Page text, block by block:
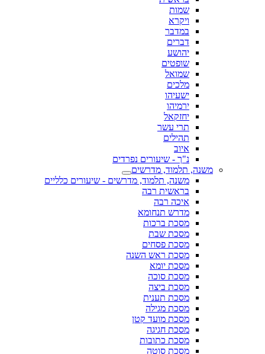
שמות
ויקרא
במדבר
דברים
יהושע
שופטים
שמואל
מלכים
ישעיהו
ירמיהו
יחזקאל
תרי עשר
תהילים
איוב
נ"ך - שיעורים נפרדים
משנה, תלמוד, מדרשים
משנה, תלמוד, מדרשים - שיעורים כלליים
בראשית רבה
איכה רבה
מדרש תנחומא
מסכת ברכות
מסכת שבת
מסכת פסחים
מסכת ראש השנה
מסכת יומא
מסכת סוכה
מסכת ביצה
מסכת תענית
מסכת מגילה
מסכת מועד קטן
מסכת חגיגה
מסכת כתובות
מסכת סוטה